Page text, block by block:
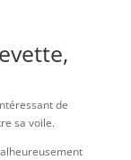
de
sa voile.